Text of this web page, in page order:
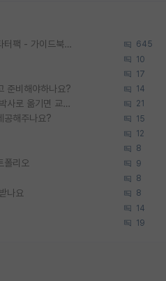
[무료] 2026 미국 대학원 유학 스타터팩 - 가이드북 & 합격자 컨택메일 템플릿 645
10
17
준비해야하나요? 14
SSH 박사과정을 그만두고 지방대 박사로 옮기면 교수의 꿈은 끝일까요? 21
공해주나요? 15
12
8
폴리오 9
8
나요 8
14
19